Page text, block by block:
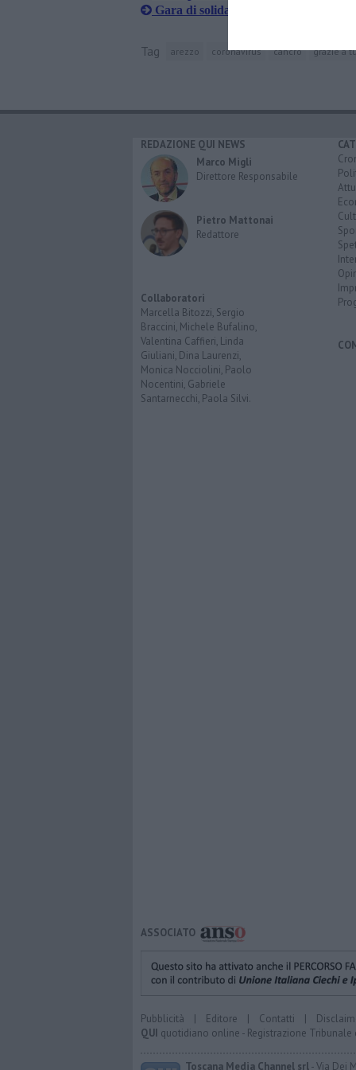
Gara di solidarietà, il cuore grande
Tag arezzo coronavirus cancro grazie a
REDAZIONE QUI NEWS
Marco Migli
Direttore Responsabile
Pietro Mattonai
Redattore
Collaboratori
Marcella Bitozzi, Sergio
Braccini, Michele Bufalino,
Valentina Caffieri, Linda
Giuliani, Dina Laurenzi,
Monica Nocciolini, Paolo
Nocentini, Gabriele
Santarnecchi, Paola Silvi.
ASSOCIATO
Pubblicità | Editore | Contatti |
QUI quotidiano online - Registrazione Tribunale
Toscana Media Channel srl- Via Dei